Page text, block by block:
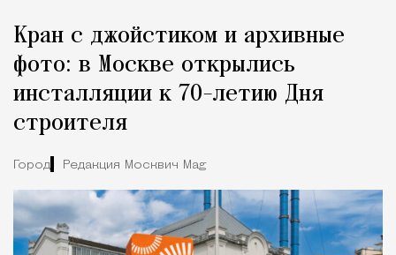
Кран с джойстиком и архивные
фото: в Москве открылись
инсталляции к 70-летию Дня
строителя
Город Редакция Москвич Mag